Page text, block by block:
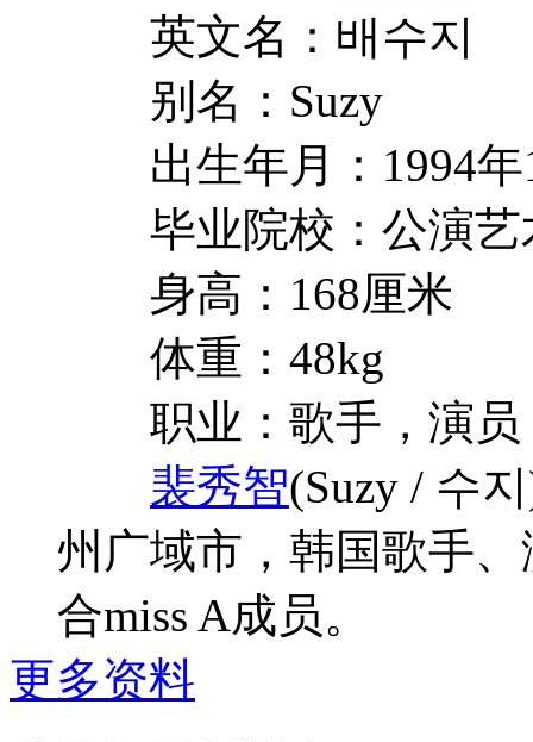
英文名：배수지
别名：Suzy
出生年月：1994年
毕业院校：公演艺
身高：168厘米
体重：48kg
职业：歌手，演员
裴秀智(Suzy / 수
州广域市，韩国歌手
合miss A成员。
更多资料